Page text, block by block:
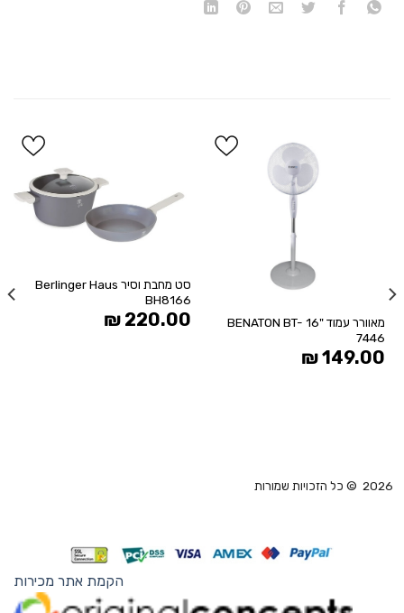
מאוורר עמוד "16 BENATON BT-
7446
149.00
₪
הוסף
WISHLIST
סט מחבת וסיר Berlinger Haus
BH8166
220.00
₪
הקמת אתר מכירות